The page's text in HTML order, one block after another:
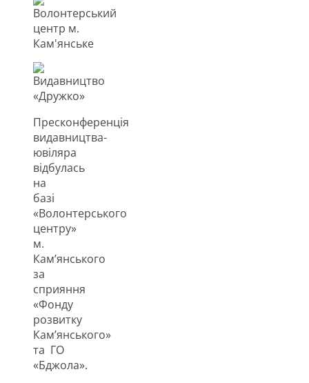
Пресконференція
видавництва-
ювіляра
відбулась
на
базі
«Волонтерського
центру»
м.
Кам’янського
за
сприяння
«Фонду
розвитку
Кам’янського»
та ГО
«Бджола».